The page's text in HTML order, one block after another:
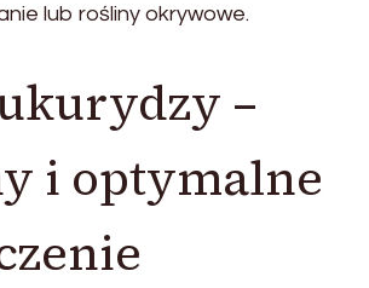
lub rośliny okrywowe.
–
i optymalne